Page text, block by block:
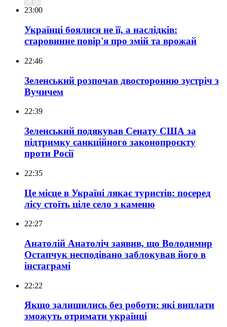
23:00
Українці боялися не її, а наслідків:
старовинне повір'я про змій та врожай
22:46
Зеленський розпочав двосторонню зустріч з
Вучичем
22:39
Зеленський подякував Сенату США за
підтримку санкційного законопроєкту
проти Росії
22:35
Це місце в Україні лякає туристів: посеред
лісу стоїть ціле село з каменю
22:27
Анатолій Анатоліч заявив, що Володимир
Остапчук несподівано заблокував його в
інстаграмі
22:22
Якщо залишились без роботи: які виплати
зможуть отримати українці